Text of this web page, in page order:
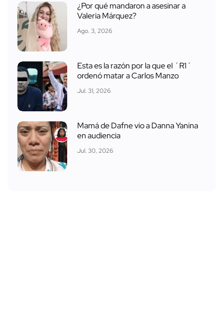
¿Por qué mandaron a asesinar a
Valeria Márquez?
Ago. 3, 2026
Esta es la razón por la que el ´R1´
ordenó matar a Carlos Manzo
Jul. 31, 2026
Mamá de Dafne vio a Danna Yanina
en audiencia
Jul. 30, 2026